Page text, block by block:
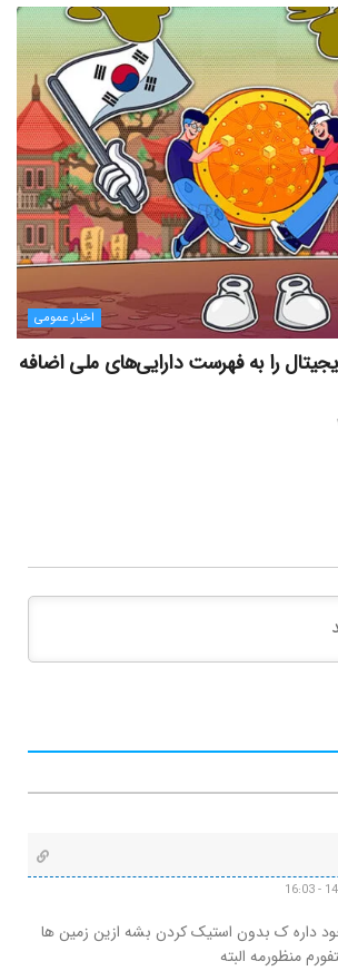
اخبار عمومی
را به فهرست دارایی‌های ملی اضافه
داره ک بدون استیک کردن بشه ازین زمین ها
منظورمه البته